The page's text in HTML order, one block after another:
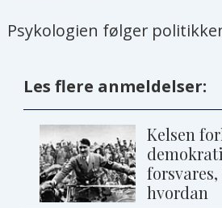
Psykologien følger
Les flere anmeldelser:
Kelsen
hvordan